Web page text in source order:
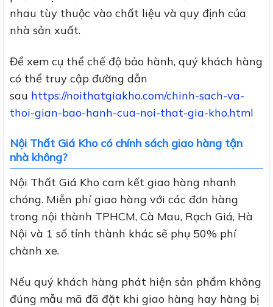
nhau tùy thuộc vào chất liệu và quy định của
nhà sản xuất.
Để xem cụ thể chế độ bảo hành, quý khách hàng
có thể truy cập đường dẫn
sau https://noithatgiakho.com/chinh-sach-va-
thoi-gian-bao-hanh-cua-noi-that-gia-kho.html
Nội Thất Giá Kho có chính sách giao hàng tận
nhà không?
Nội Thất Giá Kho cam kết giao hàng nhanh
chóng. Miễn phí giao hàng với các đơn hàng
trong nội thành TPHCM, Cà Mau, Rạch Giá, Hà
Nội và 1 số tỉnh thành khác sẽ phụ 50% phí
chành xe.
Nếu quý khách hàng phát hiện sản phẩm không
đúng mẫu mã đã đặt khi giao hàng hay hàng bị